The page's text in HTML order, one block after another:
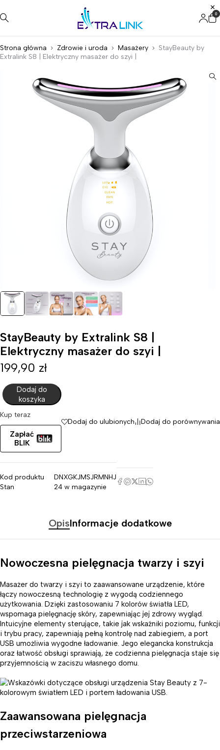
0
Strona główna Zdrowie i uroda Masażery
StayBeauty by
Extralink S8 | Elektryczny masażer do szyi |
StayBeauty by Extralink S8 |
Elektryczny masażer do szyi |
199,90 zł
Dodaj do
koszyka
Kup teraz
Zapłać
BLIK
Dodaj do ulubionych Dodaj do porównywania
Kod produktu
DNXGKJMSJRMNHJ
Stan
24 w magazynie
OpisInformacje dodatkowe
Nowoczesna pielęgnacja twarzy i szyi
Masażer do twarzy i szyi to zaawansowane urządzenie, które
łączy nowoczesną technologię z wygodą codziennego
użytkowania. Dzięki zastosowaniu 7 kolorów światła LED,
wspomaga pielęgnację skóry, zapewniając jej zdrowy wygląd.
Intuicyjne elementy sterujące, takie jak wskaźniki poziomu, funkcji
i trybu pracy, zapewniają pełną kontrolę nad zabiegiem, a port
USB umożliwia wygodne ładowanie. Jego elegancka konstrukcja
oraz łatwość obsługi sprawiają, że codzienna pielęgnacja staje się
przyjemnością w zaciszu własnego domu.
Zaawansowana pielęgnacja
przeciwstarzeniowa